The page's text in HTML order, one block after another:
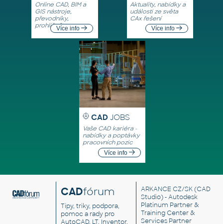
Online CAD, BIM a
GIS nástroje,
převodníky,
prohlížečeVíce info
Aktuality, nabídky a
události ze světa
CAx řešení
Více info
CAD JOBS
Vaše CAD kariéra -
nabídky a poptávky
pracovních pozic
Více info
CADfórum
Tipy, triky, podpora,
pomoc a rady pro
AutoCAD, LT, Inventor,
ARKANCE CZ/SK(CAD
Studio) - Autodesk
Platinum Partner &
Training Center &
Services Partner